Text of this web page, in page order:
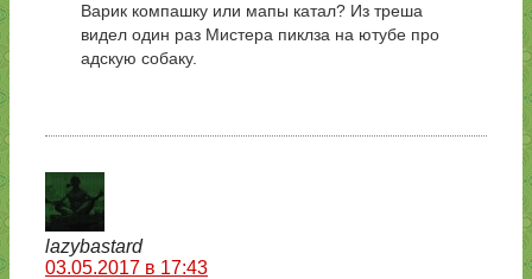
Варик компашку или мапы катал? Из треша
видел один раз Мистера пиклза на ютубе про
адскую собаку.
lazybastard
03.05.2017 в 17:43